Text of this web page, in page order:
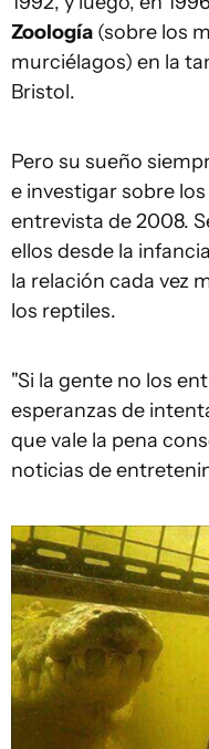
Zoología (sobre los
murciélagos) en la
Bristol.
Pero su sueño
e investigar sobre
entrevista de 2008.
ellos desde la
la relación cada vez
los reptiles.
"Si la gente no los
esperanzas de
que vale la pena
noticias de